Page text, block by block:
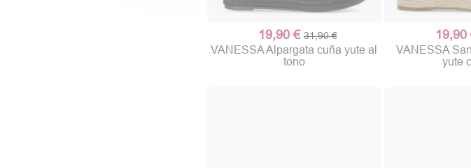
19,90 € 31,90 €
VANESSA Alpargata cuña yute al
tono
19,90
VANESSA
yute